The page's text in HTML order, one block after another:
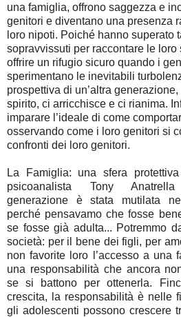
una famiglia, offrono saggezza e
genitori e diventano una presenza
loro nipoti. Poiché hanno superato
sopravvissuti per raccontare le
offrire un rifugio sicuro quando i
sperimentano le inevitabili
prospettiva di un’altra
spirito, ci arricchisce e ci rianima.
imparare l’ideale di come
osservando come i loro genitori si
confronti dei loro genitori.
La Famiglia: una sfera
psicoanalista Tony Anatrella
generazione è stata mutilata
perché pensavamo che fosse
se fosse già adulta... Potremmo
società: per il bene dei figli, per
non favorite loro l’accesso a una
una responsabilità che ancora
se si battono per ottenerla.
crescita, la responsabilità è nelle
gli adolescenti possono crescere